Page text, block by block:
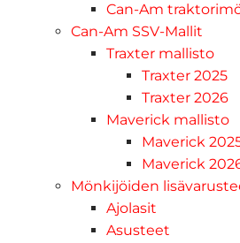
Can-Am
Can-Am SSV-Mallit
Traxter mallisto
Traxter 2025
Traxter 2026
Maverick mallisto
Maverick
Maverick
Mönkijöiden
Ajolasit
Asusteet